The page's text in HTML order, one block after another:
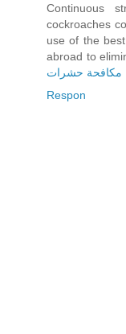
Continuous
cockroaches
use of the
abroad to
مكافحة حشرات
Respon